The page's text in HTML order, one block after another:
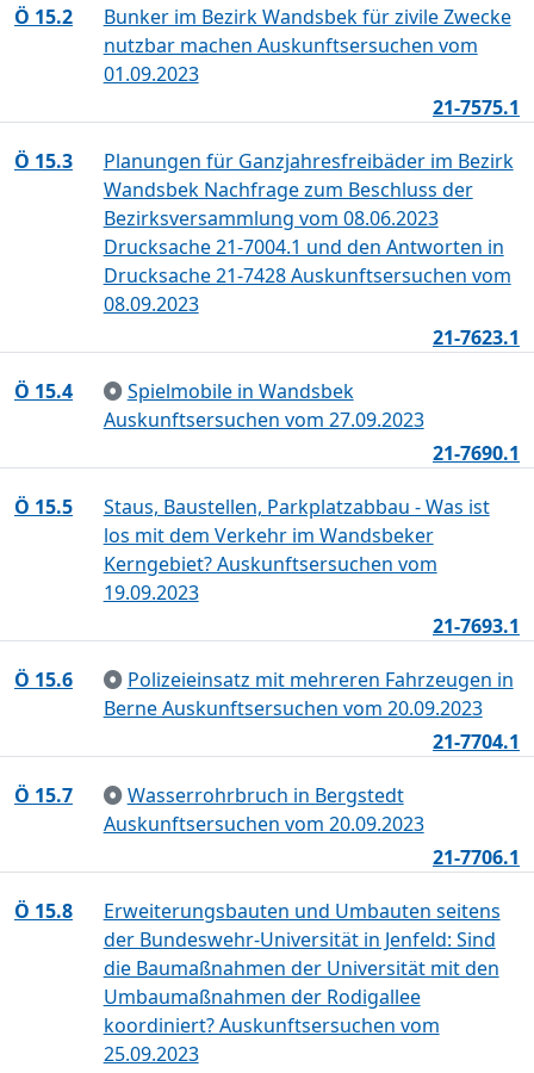
Ö 15.2
Bunker im Bezirk Wandsbek für zivile Zwecke
nutzbar machen Auskunftsersuchen vom
01.09.2023
21-7575.1
Ö 15.3
Planungen für Ganzjahresfreibäder im Bezirk
Wandsbek Nachfrage zum Beschluss der
Bezirksversammlung vom 08.06.2023
Drucksache 21-7004.1 und den Antworten in
Drucksache 21-7428 Auskunftsersuchen vom
08.09.2023
21-7623.1
Ö 15.4
Spielmobile in Wandsbek
Auskunftsersuchen vom 27.09.2023
21-7690.1
Ö 15.5
Staus, Baustellen, Parkplatzabbau - Was ist
los mit dem Verkehr im Wandsbeker
Kerngebiet? Auskunftsersuchen vom
19.09.2023
21-7693.1
Ö 15.6
Polizeieinsatz mit mehreren Fahrzeugen in
Berne Auskunftsersuchen vom 20.09.2023
21-7704.1
Ö 15.7
Wasserrohrbruch in Bergstedt
Auskunftsersuchen vom 20.09.2023
21-7706.1
Ö 15.8
Erweiterungsbauten und Umbauten seitens
der Bundeswehr-Universität in Jenfeld: Sind
die Baumaßnahmen der Universität mit den
Umbaumaßnahmen der Rodigallee
koordiniert? Auskunftsersuchen vom
25.09.2023